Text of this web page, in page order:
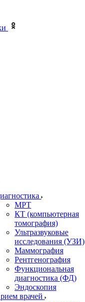
МРТ
КТ (компьютерная
томография)
Ультразвуковые
исследования (УЗИ)
Маммография
Рентгенография
Функциональная
диагностика (ФД)
Эндоскопия
врачей